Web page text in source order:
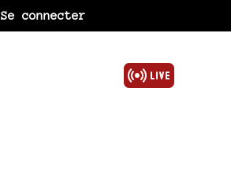
Se connecter